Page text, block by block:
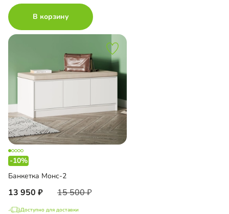
В корзину
-10%
Банкетка Монс-2
13 950 15 500
Доступно для доставки